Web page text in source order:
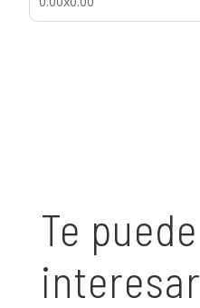
Te puede
interesar